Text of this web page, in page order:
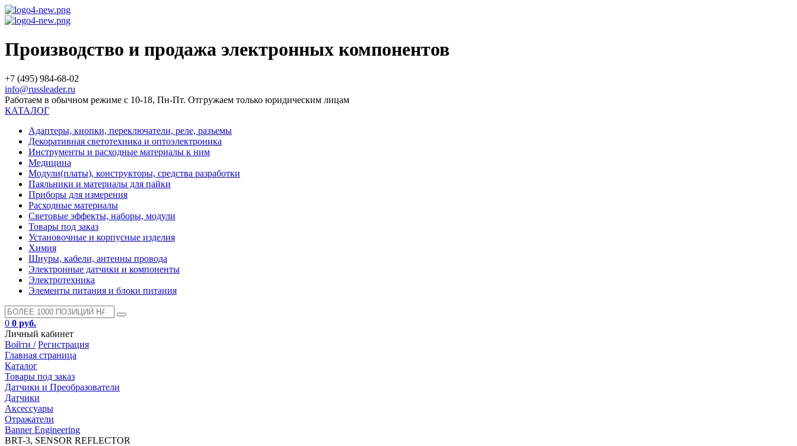
Производство и продажа электронных компонентов
+7 (495) 984-68-02
info@russleader.ru
Работаем в обычном режиме с 10-18, Пн-Пт. Отгружаем только юридическим лицам
КАТАЛОГ
Адаптеры, кнопки, переключатели, реле, разъемы
Декоративная светотехника и оптоэлектроника
Инструменты и расходные материалы к ним
Медицина
Модули(платы), конструкторы, средства разработки
Паяльники и материалы для пайки
Приборы для измерения
Расходные материалы
Световые эффекты, наборы, модули
Товары под заказ
Установочные и корпусные изделия
Химия
Шнуры, кабели, антенны провода
Электронные датчики и компоненты
Электротехника
Элементы питания и блоки питания
0 0 руб.
Личный кабинет
Войти / Регистрация
Главная страница
Каталог
Товары под заказ
Датчики и Преобразователи
Датчики
Аксессуары
Отражатели
Banner Engineering
BRT-3, SENSOR REFLECTOR